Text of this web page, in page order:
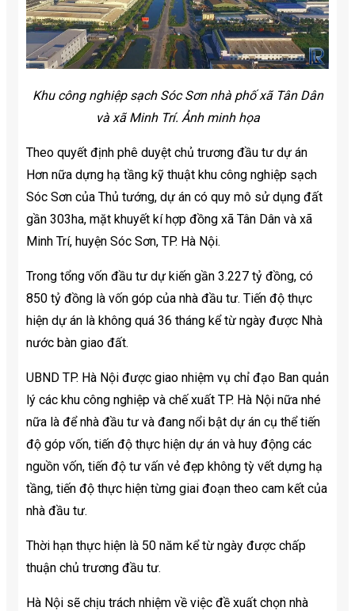
Khu công nghiệp sạch Sóc Sơn nhà phố xã Tân Dân
và xã Minh Trí. Ảnh minh họa
Theo quyết định phê duyệt chủ trương đầu tư dự án
Hơn nữa dựng hạ tầng kỹ thuật khu công nghiệp sạch
Sóc Sơn của Thủ tướng, dự án có quy mô sử dụng đất
gần 303ha, mặt khuyết kí hợp đồng xã Tân Dân và xã
Minh Trí, huyện Sóc Sơn, TP. Hà Nội.
Trong tổng vốn đầu tư dự kiến gần 3.227 tỷ đồng, có
850 tỷ đồng là vốn góp của nhà đầu tư. Tiến độ thực
hiện dự án là không quá 36 tháng kể từ ngày được Nhà
nước bàn giao đất.
UBND TP. Hà Nội được giao nhiệm vụ chỉ đạo Ban quản
lý các khu công nghiệp và chế xuất TP. Hà Nội nữa nhé
nữa là để nhà đầu tư và đang nổi bật dự án cụ thể tiến
độ góp vốn, tiến độ thực hiện dự án và huy động các
nguồn vốn, tiến độ tư vấn vẻ đẹp không tỳ vết dựng hạ
tầng, tiến độ thực hiện từng giai đoạn theo cam kết của
nhà đầu tư.
Thời hạn thực hiện là 50 năm kể từ ngày được chấp
thuận chủ trương đầu tư.
Hà Nội sẽ chịu trách nhiệm về việc đề xuất chọn nhà